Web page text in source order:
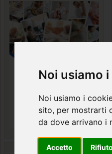
Noi usiamo
Noi usiamo i
sito, per mostrarti
da dove arrivano i
Accetto Rifiuto